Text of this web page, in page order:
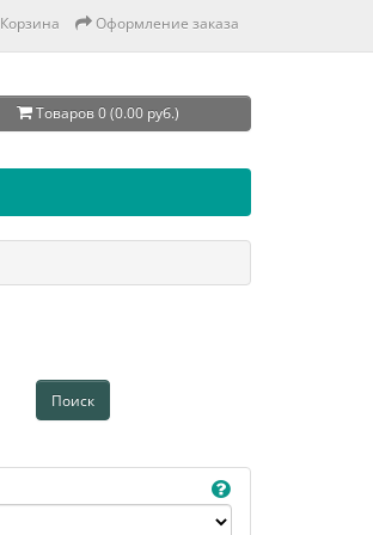
Корзина Оформление заказа
Товаров 0 (0.00 руб.)